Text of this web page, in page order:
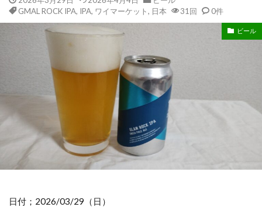
GMAL ROCK IPA, IPA, ワイマーケット, 日本 31回 0件
ビール
日付；2026/03/29（日）